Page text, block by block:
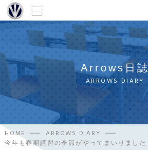
Arrows日誌
ARROWS DIARY
HOME
ARROWS DIARY
今年も春期講習の季節がやってまいりました